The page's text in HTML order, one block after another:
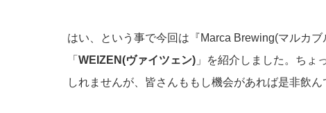
はい、という事で今回は『Marca Brewing(マルカ
「 WEIZEN(ヴァイツェン) 」を紹介しました。ちょ
しれませんが、皆さんももし機会があれば是非飲ん